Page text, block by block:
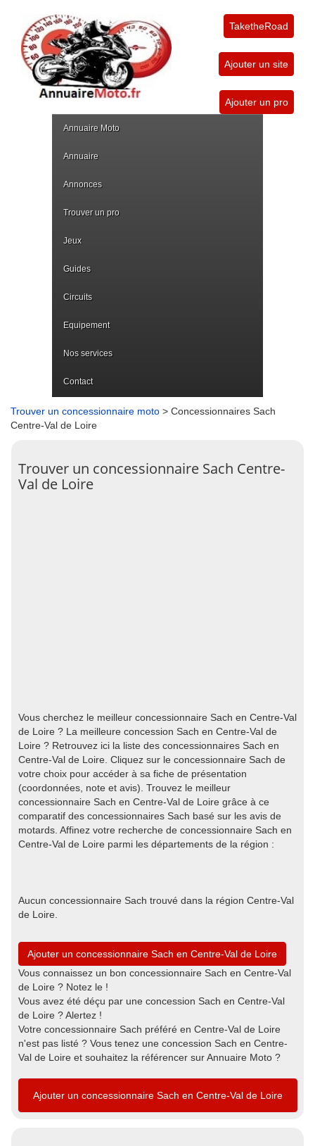
TaketheRoad
Ajouter un site
Ajouter un pro
Annuaire Moto
Annuaire
Annonces
Trouver un pro
Jeux
Guides
Circuits
Equipement
Nos services
Contact
Trouver un concessionnaire moto > Concessionnaires Sach
Centre-Val de Loire
Trouver un concessionnaire Sach Centre-
Val de Loire
Vous cherchez le meilleur concessionnaire Sach en Centre-Val
de Loire ? La meilleure concession Sach en Centre-Val de
Loire ? Retrouvez ici la liste des concessionnaires Sach en
Centre-Val de Loire. Cliquez sur le concessionnaire Sach de
votre choix pour accéder à sa fiche de présentation
(coordonnées, note et avis). Trouvez le meilleur
concessionnaire Sach en Centre-Val de Loire grâce à ce
comparatif des concessionnaires Sach basé sur les avis de
motards. Affinez votre recherche de concessionnaire Sach en
Centre-Val de Loire parmi les départements de la région :
Aucun concessionnaire Sach trouvé dans la région Centre-Val
de Loire.
Ajouter un concessionnaire Sach en Centre-Val de Loire
Vous connaissez un bon concessionnaire Sach en Centre-Val
de Loire ? Notez le !
Vous avez été déçu par une concession Sach en Centre-Val
de Loire ? Alertez !
Votre concessionnaire Sach préféré en Centre-Val de Loire
n'est pas listé ? Vous tenez une concession Sach en Centre-
Val de Loire et souhaitez la référencer sur Annuaire Moto ?
Ajouter un concessionnaire Sach en Centre-Val de Loire